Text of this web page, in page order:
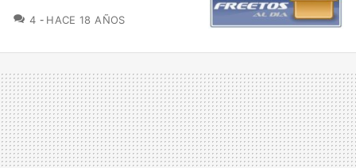
4 COMENTARIOS
HACE 18 AÑOS